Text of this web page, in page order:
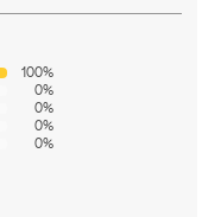
100%
0%
0%
0%
0%